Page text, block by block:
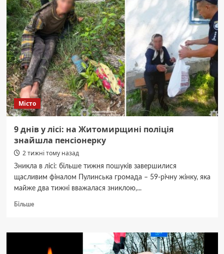
Житомирі:
турбота
про
себе
–
унікальний
простір
для
розвитку
й
натхнення.
Місто
9 днів у лісі: на Житомирщині поліція
знайшла пенсіонерку
2 тижні тому назад
Зникла в лісі: більше тижня пошуків завершилися
щасливим фіналом Пулинська громада – 59-річну жінку, яка
майже два тижні вважалася зниклою,...
БільшеДокладніше
днів